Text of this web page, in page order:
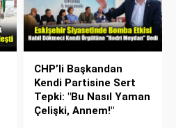
CHP’li Başkandan
Kendi Partisine Sert
Tepki: "Bu Nasıl Yaman
Çelişki, Annem!"